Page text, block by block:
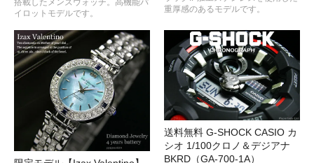
イロットモデルです。
重厚感のあるモデルです。
送料無料 G-SHOCK CASIO カ
シオ 1/100クロノ＆デジアナ
BKRD（GA-700-1A）